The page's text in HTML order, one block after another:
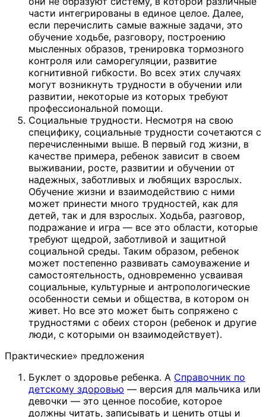
части интегрированы в единое целое. Далее,
если перечислить самые важные задачи, это
обучение ходьбе, разговору, построению
мысленных образов, тренировка тормозного
контроля или саморегуляции, развитие
когнитивной гибкости. Во всех этих случаях
могут возникнуть трудности в обучении или
развитии, некоторые из которых требуют
профессиональной помощи.
Социальные трудности. Несмотря на свою
специфику, социальные трудности сочетаются с
перечисленными выше. В первый год жизни, в
качестве примера, ребенок зависит в своем
выживании, росте, развитии и обучении от
надежных, заботливых и любящих взрослых.
Обучение жизни и взаимодействию с ними
может принести много трудностей, как для
детей, так и для взрослых. Ходьба, разговор,
подражание и игра — все это области, которые
требуют щедрой, заботливой и защитной
социальной среды. Таким образом, ребенок
может постепенно развивать самоуважение и
самостоятельность, одновременно усваивая
социальные, культурные и антропологические
особенности семьи и общества, в котором он
живет. Но все это может быть сопряжено с
трудностями с обеих сторон (ребенок и другие
люди, с которыми он взаимодействует).
Практические» предложения
Буклет о здоровье ребенка. A Справочник по
детскому здоровью — версия для мальчика или
девочки — это ценное пособие, которое
должны читать, записывать и ценить отцы и